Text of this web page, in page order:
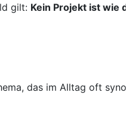
gilt: Kein Projekt ist wie
das im Alltag oft